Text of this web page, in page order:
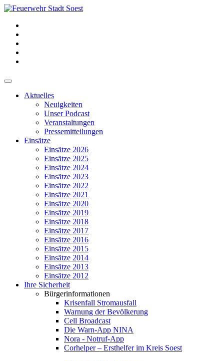
Aktuelles
Neuigkeiten
Unser Podcast
Veranstaltungen
Pressemitteilungen
Einsätze
Einsätze 2026
Einsätze 2025
Einsätze 2024
Einsätze 2023
Einsätze 2022
Einsätze 2021
Einsätze 2020
Einsätze 2019
Einsätze 2018
Einsätze 2017
Einsätze 2016
Einsätze 2015
Einsätze 2014
Einsätze 2013
Einsätze 2012
Ihre Sicherheit
Bürgerinformationen
Krisenfall Stromausfall
Warnung der Bevölkerung
Cell Broadcast
Die Warn-App NINA
Nora - Notruf-App
Corhelper – Ersthelfer im Kreis Soest